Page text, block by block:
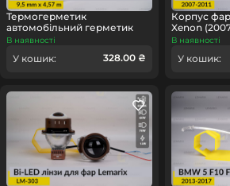
Термогерметик
автомобільний герметик
для фар Orgavyl Оргавіл
В наявності
У кошик: 328.00 ₴
Корпус
Xenon
правий
В наявності
У кошик: